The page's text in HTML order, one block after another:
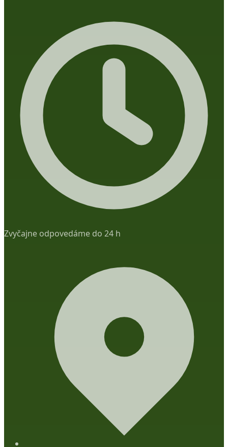
Zvyčajne odpovedáme do 24 h